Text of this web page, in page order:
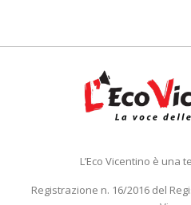
L’Eco Vicentino è una
Registrazione n. 16/2016 del